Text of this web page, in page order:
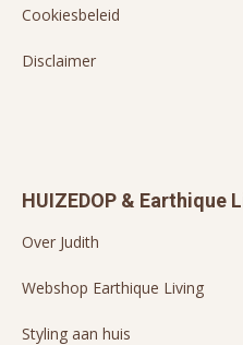
Cookiesbeleid
Disclaimer
HUIZEDOP & Earthique
Over Judith
Webshop Earthique Living
Styling aan huis